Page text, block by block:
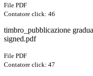
File PDF
Contatore click: 46
timbro_pubblicazione
signed.pdf
File PDF
Contatore click: 47